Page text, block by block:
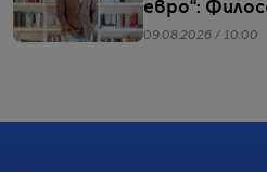
евро“:
Кучинели за
09.08.2026 / 10:00